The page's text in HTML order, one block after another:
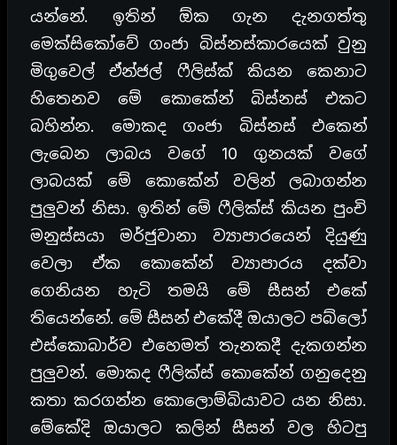
යන්නේ. ඉතින් ඕක ගැන දැනගත්තු
මෙක්සිකෝවේ ගංජා බිස්නස්කාරයෙක් වුනු
මිගුවෙල් ඒන්ජල් ෆීලිස්ක් කියන කෙනාට
හිතෙනව මේ කොකේන් බිස්නස් එකට
බහින්න. මොකද ගංජා බිස්නස් එකෙන්
ලැබෙන ලාබය වගේ 10 ගුනයක් වගේ
ලාබයක් මේ කොකේන් වලින් ලබාගන්න
පුලුවන් නිසා. ඉතින් මේ ෆීලික්ස් කියන පුංචි
මනුස්සයා මර්ජුවානා ව්‍යාපාරයෙන් දියුණු
වෙලා ඒක කොකේන් ව්‍යාපාරය දක්වා
ගෙනියන හැටි තමයි මේ සීසන් එකේ
තියෙන්නේ. මේ සීසන් එකේදී ඔයාලට පබ්ලෝ
එස්කොබාර්ව එහෙමත් තැනකදී දැකගන්න
පුලුවන්. මොකද ෆීලික්ස් කොකේන් ගනුදෙනු
කතා කරගන්න කොලොම්බියාවට යන නිසා.
මේකේදි ඔයාලට කලින් සීසන් වල හිටපු